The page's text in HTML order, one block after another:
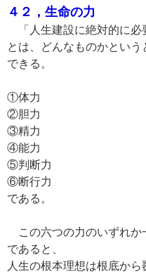
４２，生命の力
「人生建設に絶対的に必
とは、どんなものかとい
できる。
①体力
②胆力
③精力
④能力
⑤判断力
⑥断行力
である。
この六つの力のいずれか
であると、
人生の根本理想は根底か